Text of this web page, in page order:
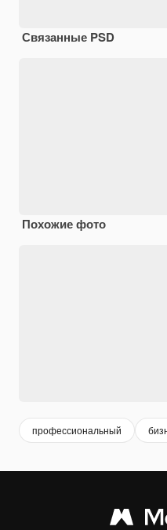
Связанные PSD
Похожие фото
профессиональный